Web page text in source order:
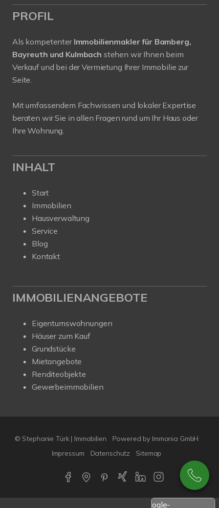
PROFIL
Als kompetenter Immobilienmakler für Bamberg,
Bayreuth und Kulmbach stehen wir Ihnen beim
Verkauf und bei der Vermietung Ihrer Immobilie zur
Seite.
Mit umfassendem Fachwissen und lokaler Expertise
beraten wir Sie in allen Fragen rund um Ihr Haus oder
Ihre Wohnung.
INHALT
Start
Immobilien
Hausverwaltung
Service
Blog
Kontakt
IMMOBILIENANGEBOTE
Eigentumswohnungen
Häuser zum Kauf
Grundstücke
Mietangebote
Renditeobjekte
Gewerbeimmobilien
© Stephanie Türk | Immobilien
Powered by Immonia GmbH
Impressum
Datenschutz Sitemap
Google-